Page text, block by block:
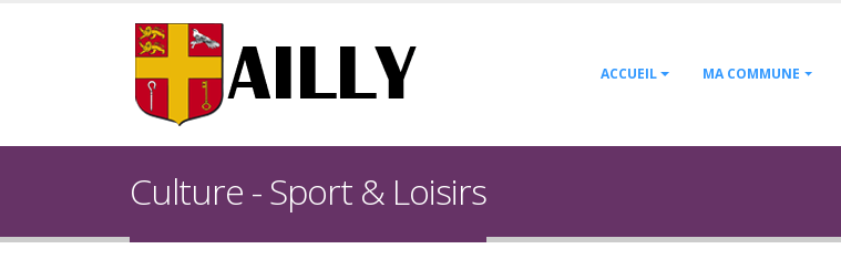
ACCUEIL MA COMMUNE
Culture - Sport & Loisirs